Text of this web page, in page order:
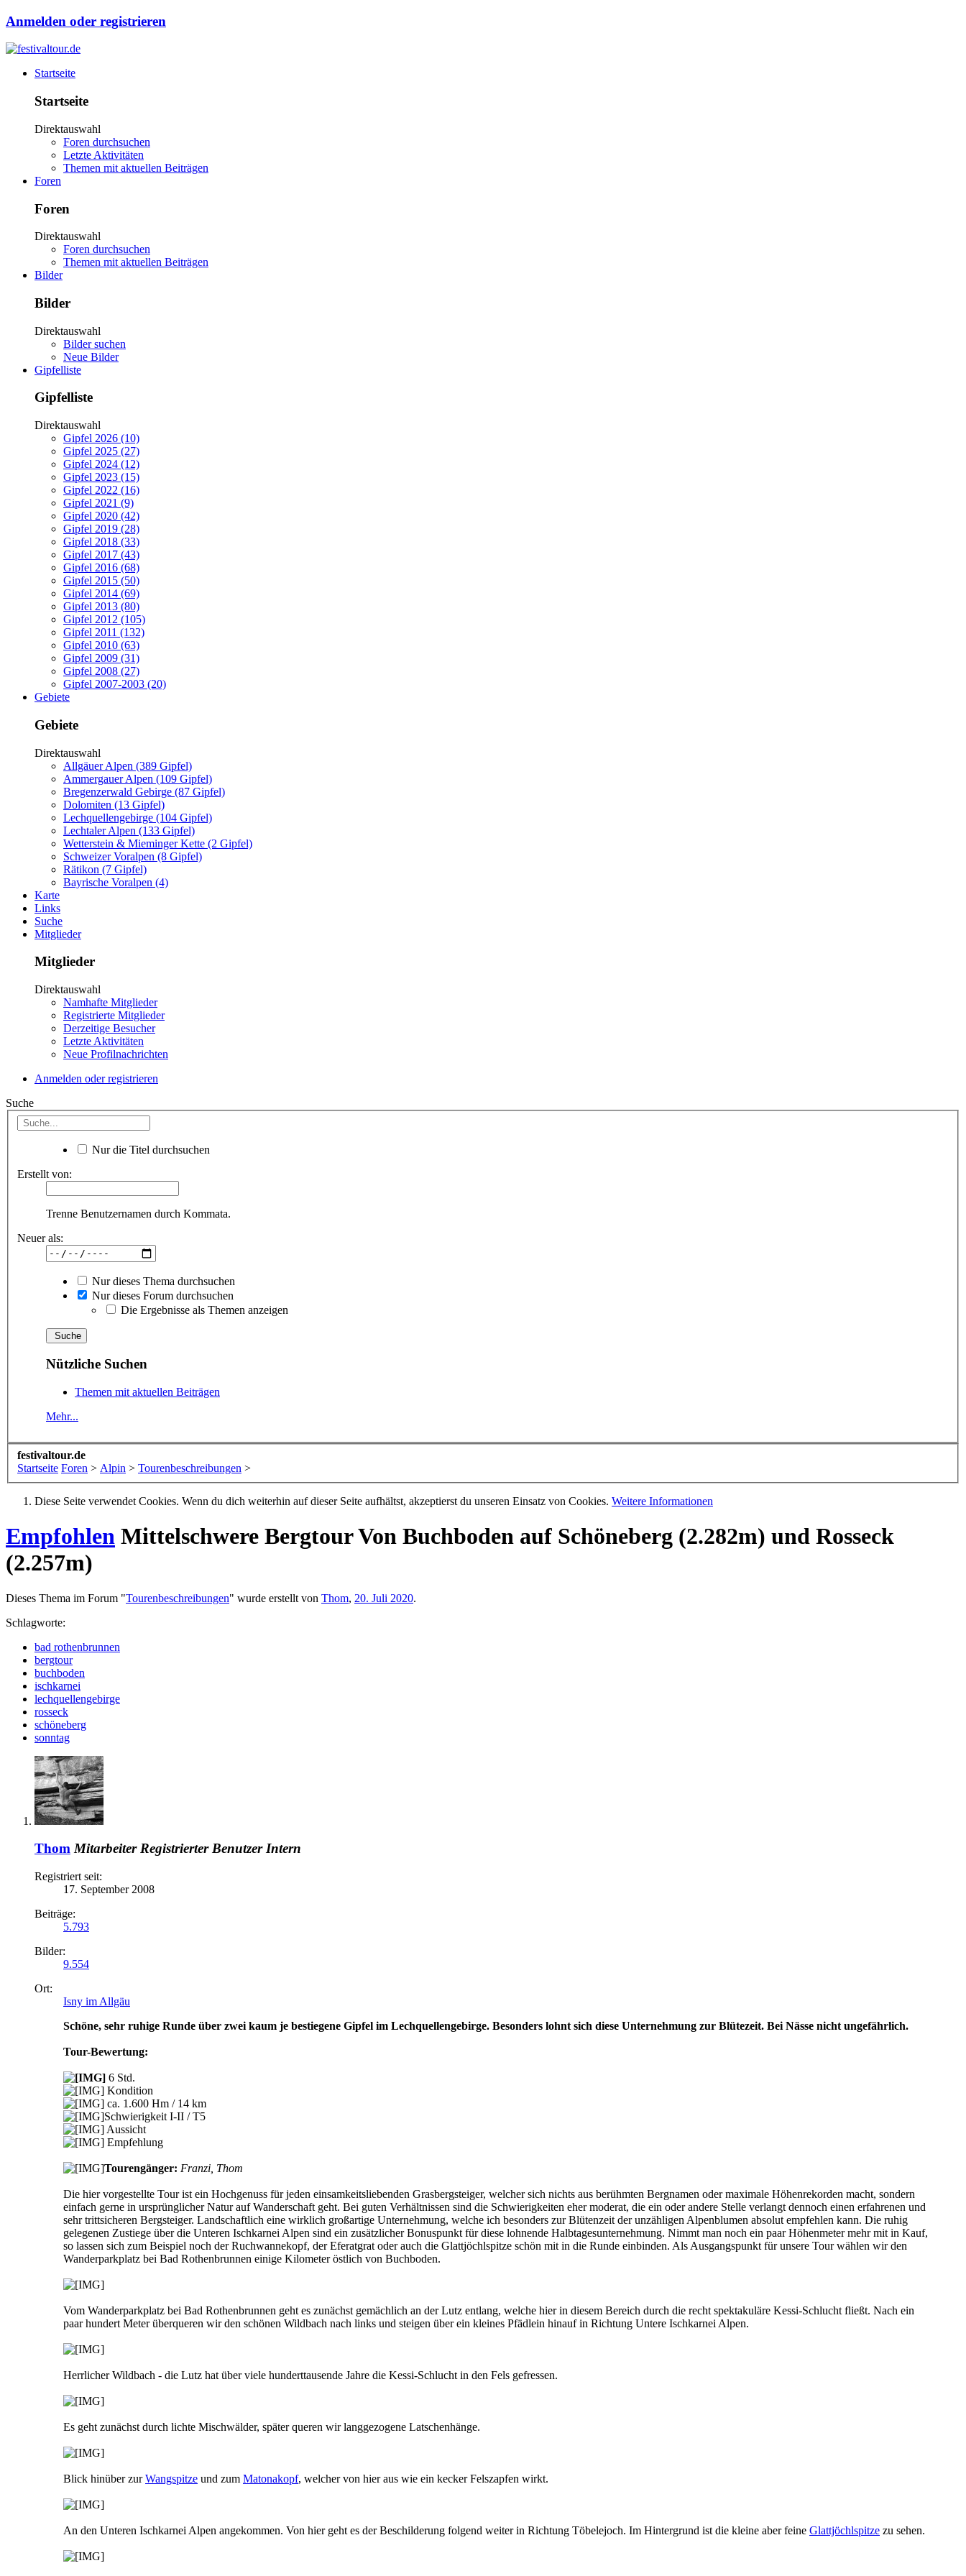
Anmelden oder registrieren
Startseite
Startseite
Direktauswahl
Foren durchsuchen
Letzte Aktivitäten
Themen mit aktuellen Beiträgen
Foren
Foren
Direktauswahl
Foren durchsuchen
Themen mit aktuellen Beiträgen
Bilder
Bilder
Direktauswahl
Bilder suchen
Neue Bilder
Gipfelliste
Gipfelliste
Direktauswahl
Gipfel 2026 (10)
Gipfel 2025 (27)
Gipfel 2024 (12)
Gipfel 2023 (15)
Gipfel 2022 (16)
Gipfel 2021 (9)
Gipfel 2020 (42)
Gipfel 2019 (28)
Gipfel 2018 (33)
Gipfel 2017 (43)
Gipfel 2016 (68)
Gipfel 2015 (50)
Gipfel 2014 (69)
Gipfel 2013 (80)
Gipfel 2012 (105)
Gipfel 2011 (132)
Gipfel 2010 (63)
Gipfel 2009 (31)
Gipfel 2008 (27)
Gipfel 2007-2003 (20)
Gebiete
Gebiete
Direktauswahl
Allgäuer Alpen (389 Gipfel)
Ammergauer Alpen (109 Gipfel)
Bregenzerwald Gebirge (87 Gipfel)
Dolomiten (13 Gipfel)
Lechquellengebirge (104 Gipfel)
Lechtaler Alpen (133 Gipfel)
Wetterstein & Mieminger Kette (2 Gipfel)
Schweizer Voralpen (8 Gipfel)
Rätikon (7 Gipfel)
Bayrische Voralpen (4)
Karte
Links
Suche
Mitglieder
Mitglieder
Direktauswahl
Namhafte Mitglieder
Registrierte Mitglieder
Derzeitige Besucher
Letzte Aktivitäten
Neue Profilnachrichten
Anmelden oder registrieren
Suche
Nur die Titel durchsuchen
Erstellt von:
Trenne Benutzernamen durch Kommata.
Neuer als:
Nur dieses Thema durchsuchen
Nur dieses Forum durchsuchen
Die Ergebnisse als Themen anzeigen
Nützliche Suchen
Themen mit aktuellen Beiträgen
Mehr...
festivaltour.de
Startseite Foren > Alpin > Tourenbeschreibungen >
Diese Seite verwendet Cookies. Wenn du dich weiterhin auf dieser Seite aufhältst, akzeptierst du unseren Einsatz von Cookies. Weitere Informationen
Empfohlen Mittelschwere BergtourVon Buchboden auf Schöneberg (2.282m) und Rosseck
(2.257m)
Dieses Thema im Forum "Tourenbeschreibungen" wurde erstellt von Thom, 20. Juli 2020.
Schlagworte:
bad rothenbrunnen
bergtour
buchboden
ischkarnei
lechquellengebirge
rosseck
schöneberg
sonntag
Thom Mitarbeiter Registrierter Benutzer Intern
Registriert seit:
17. September 2008
Beiträge:
5.793
Bilder:
9.554
Ort:
Isny im Allgäu
Schöne, sehr ruhige Runde über zwei kaum je bestiegene Gipfel im Lechquellengebirge. Besonders lohnt sich diese Unternehmung zur Blütezeit. Bei Nässe nicht ungefährlich.
Tour-Bewertung:
6 Std.
Kondition
ca. 1.600 Hm / 14 km
Schwierigkeit I-II / T5
Aussicht
Empfehlung
Tourengänger: Franzi, Thom
Die hier vorgestellte Tour ist ein Hochgenuss für jeden einsamkeitsliebenden Grasbergsteiger, welcher sich nichts aus berühmten Bergnamen oder maximale Höhenrekorden macht, sondern
einfach gerne in ursprünglicher Natur auf Wanderschaft geht. Bei guten Verhältnissen sind die Schwierigkeiten eher moderat, die ein oder andere Stelle verlangt dennoch einen erfahrenen und
sehr trittsicheren Bergsteiger. Landschaftlich eine wirklich großartige Unternehmung, welche ich besonders zur Blütenzeit der unzähligen Alpenblumen absolut empfehlen kann. Die ruhig
gelegenen Zustiege über die Unteren Ischkarnei Alpen sind ein zusätzlicher Bonuspunkt für diese lohnende Halbtagesunternehmung. Nimmt man noch ein paar Höhenmeter mehr mit in Kauf,
so lassen sich zum Beispiel noch der Ruchwannekopf, der Eferatgrat oder auch die Glattjöchlspitze schön mit in die Runde einbinden. Als Ausgangspunkt für unsere Tour wählen wir den
Wanderparkplatz bei Bad Rothenbrunnen einige Kilometer östlich von Buchboden.
Vom Wanderparkplatz bei Bad Rothenbrunnen geht es zunächst gemächlich an der Lutz entlang, welche hier in diesem Bereich durch die recht spektakuläre Kessi-Schlucht fließt. Nach ein
paar hundert Meter überqueren wir den schönen Wildbach nach links und steigen über ein kleines Pfädlein hinauf in Richtung Untere Ischkarnei Alpen.
Herrlicher Wildbach - die Lutz hat über viele hunderttausende Jahre die Kessi-Schlucht in den Fels gefressen.
Es geht zunächst durch lichte Mischwälder, später queren wir langgezogene Latschenhänge.
Blick hinüber zurWangspitze und zum Matonakopf, welcher von hier aus wie ein kecker Felszapfen wirkt.
An den Unteren Ischkarnei Alpen angekommen. Von hier geht es der Beschilderung folgend weiter in Richtung Töbelejoch. Im Hintergrund ist die kleine aber feine Glattjöchlspitze zu sehen.